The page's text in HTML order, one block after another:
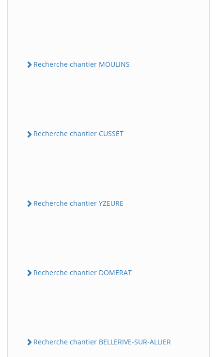
Recherche chantier MOULINS
Recherche chantier CUSSET
Recherche chantier YZEURE
Recherche chantier DOMERAT
Recherche chantier BELLERIVE-SUR-ALLIER